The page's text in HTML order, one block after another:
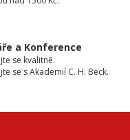
a Konference
se kvalitně.
se s Akademií C. H. Beck.